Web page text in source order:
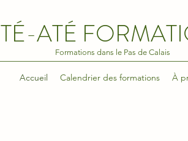
TÉ-ATÉ
Formations dans le Pas de Calais
Accueil Calendrier des formations À